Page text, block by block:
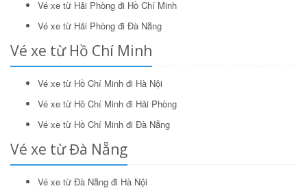
Vé xe từ Hải Phòng đi Hồ Chí Minh
Vé xe từ Hải Phòng đi Đà Nẵng
Vé xe từ Hồ Chí Minh
Vé xe từ Hồ Chí Minh đi Hà Nội
Vé xe từ Hồ Chí Minh đi Hải Phòng
Vé xe từ Hồ Chí Minh đi Đà Nẵng
Vé xe từ Đà Nẵng
Vé xe từ Đà Nẵng đi Hà Nội